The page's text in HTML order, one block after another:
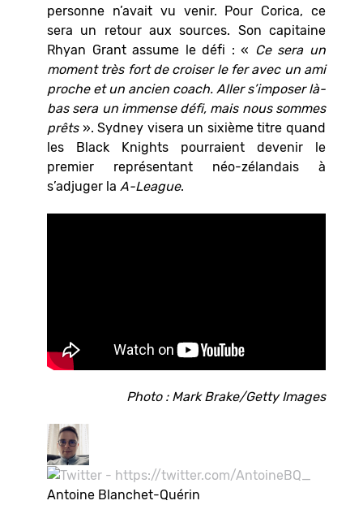
personne n’avait vu venir. Pour Corica, ce
sera un retour aux sources. Son capitaine
Rhyan Grant assume le défi : « Ce sera un
moment très fort de croiser le fer avec un ami
proche et un ancien coach. Aller s’imposer là-
bas sera un immense défi, mais nous sommes
prêts». Sydney visera un sixième titre quand
les Black Knights pourraient devenir le
premier représentant néo-zélandais à
s’adjuger la A-League.
Photo : Mark Brake/Getty Images
Antoine Blanchet-Quérin